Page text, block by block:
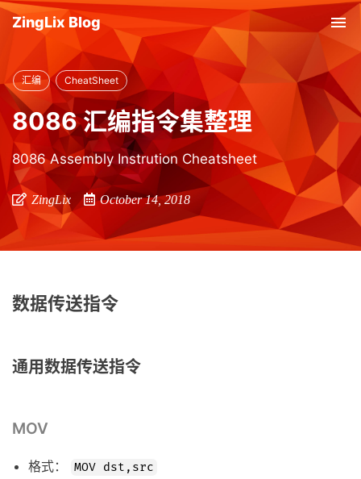
ZingLix Blog
汇编 CheatSheet
8086 汇编指令集整理
8086 Assembly Instrution Cheatsheet
ZingLix October 14, 2018
数据传送指令
通用数据传送指令
MOV
格式： MOV dst,src